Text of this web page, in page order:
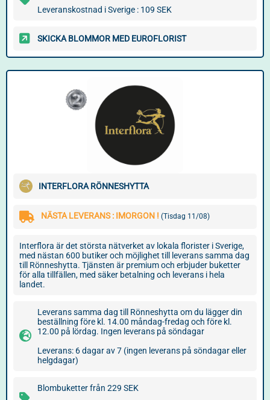
Leveranskostnad i Sverige : 109 SEK
SKICKA BLOMMOR MED EUROFLORIST
INTERFLORA RÖNNESHYTTA
NÄSTA LEVERANS : IMORGON ! (Tisdag 11/08)
Interflora är det största nätverket av lokala florister i Sverige,
med nästan 600 butiker och möjlighet till leverans samma dag
till Rönneshytta. Tjänsten är premium och erbjuder buketter
för alla tillfällen, med säker betalning och leverans i hela
landet.
Leverans samma dag till Rönneshytta om du lägger din
beställning före kl. 14.00 måndag-fredag och före kl.
12.00 på lördag. Ingen leverans på söndagar
Leverans: 6 dagar av 7 (ingen leverans på söndagar eller
helgdagar)
Blombuketter från 229 SEK